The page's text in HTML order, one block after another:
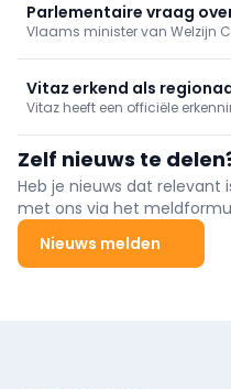
Parlementaire vraag
gezondheidsbeleid
Vlaams minister van Welzijn
Vitaz erkend als
Vitaz heeft een officiële
van zwaargewonde patiënten
partner binnen het Antwerp
Zelf nieuws te
Heb je nieuws dat relevant
met ons via het
Nieuws melden